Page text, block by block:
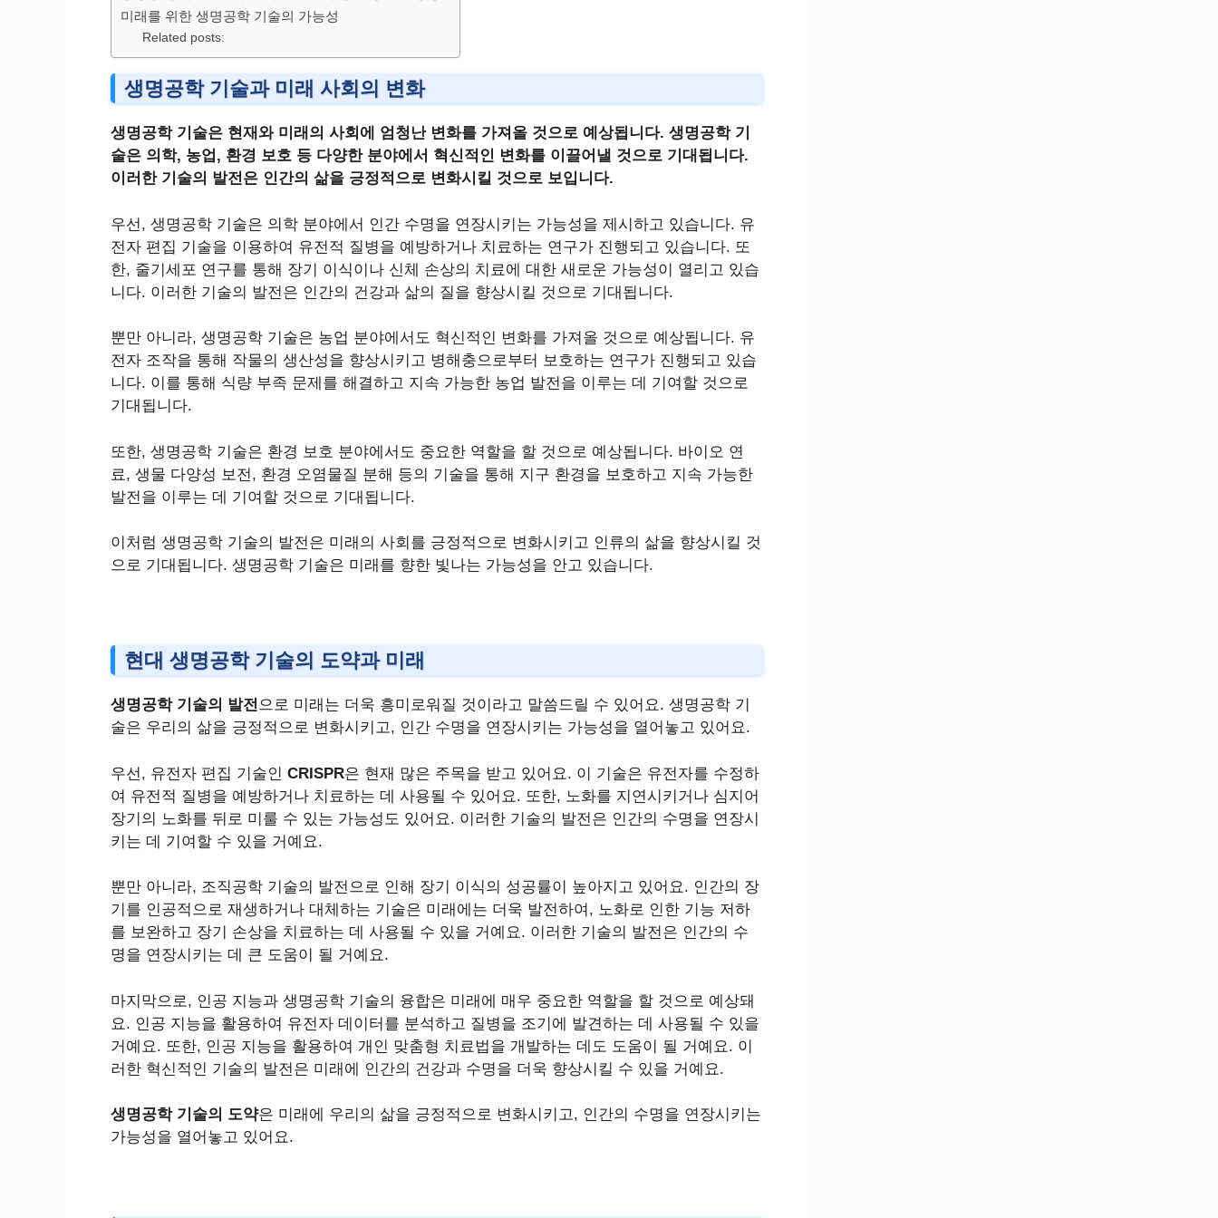
미래를 위한 생명공학 기술의 가능성
Related posts:
생명공학 기술과 미래 사회의 변화
생명공학 기술은 현재와 미래의 사회에 엄청난 변화를 가져올 것으로 예상됩니다. 생명공학 기
술은 의학, 농업, 환경 보호 등 다양한 분야에서 혁신적인 변화를 이끌어낼 것으로 기대됩니다.
이러한 기술의 발전은 인간의 삶을 긍정적으로 변화시킬 것으로 보입니다.
우선, 생명공학 기술은 의학 분야에서 인간 수명을 연장시키는 가능성을 제시하고 있습니다. 유
전자 편집 기술을 이용하여 유전적 질병을 예방하거나 치료하는 연구가 진행되고 있습니다. 또
한, 줄기세포 연구를 통해 장기 이식이나 신체 손상의 치료에 대한 새로운 가능성이 열리고 있습
니다. 이러한 기술의 발전은 인간의 건강과 삶의 질을 향상시킬 것으로 기대됩니다.
뿐만 아니라, 생명공학 기술은 농업 분야에서도 혁신적인 변화를 가져올 것으로 예상됩니다. 유
전자 조작을 통해 작물의 생산성을 향상시키고 병해충으로부터 보호하는 연구가 진행되고 있습
니다. 이를 통해 식량 부족 문제를 해결하고 지속 가능한 농업 발전을 이루는 데 기여할 것으로
기대됩니다.
또한, 생명공학 기술은 환경 보호 분야에서도 중요한 역할을 할 것으로 예상됩니다. 바이오 연
료, 생물 다양성 보전, 환경 오염물질 분해 등의 기술을 통해 지구 환경을 보호하고 지속 가능한
발전을 이루는 데 기여할 것으로 기대됩니다.
이처럼 생명공학 기술의 발전은 미래의 사회를 긍정적으로 변화시키고 인류의 삶을 향상시킬 것
으로 기대됩니다. 생명공학 기술은 미래를 향한 빛나는 가능성을 안고 있습니다.
현대 생명공학 기술의 도약과 미래
생명공학 기술의 발전으로 미래는 더욱 흥미로워질 것이라고 말씀드릴 수 있어요. 생명공학 기
술은 우리의 삶을 긍정적으로 변화시키고, 인간 수명을 연장시키는 가능성을 열어놓고 있어요.
우선, 유전자 편집 기술인 CRISPR은 현재 많은 주목을 받고 있어요. 이 기술은 유전자를 수정하
여 유전적 질병을 예방하거나 치료하는 데 사용될 수 있어요. 또한, 노화를 지연시키거나 심지어
장기의 노화를 뒤로 미룰 수 있는 가능성도 있어요. 이러한 기술의 발전은 인간의 수명을 연장시
키는 데 기여할 수 있을 거예요.
뿐만 아니라, 조직공학 기술의 발전으로 인해 장기 이식의 성공률이 높아지고 있어요. 인간의 장
기를 인공적으로 재생하거나 대체하는 기술은 미래에는 더욱 발전하여, 노화로 인한 기능 저하
를 보완하고 장기 손상을 치료하는 데 사용될 수 있을 거예요. 이러한 기술의 발전은 인간의 수
명을 연장시키는 데 큰 도움이 될 거예요.
마지막으로, 인공 지능과 생명공학 기술의 융합은 미래에 매우 중요한 역할을 할 것으로 예상돼
요. 인공 지능을 활용하여 유전자 데이터를 분석하고 질병을 조기에 발견하는 데 사용될 수 있을
거예요. 또한, 인공 지능을 활용하여 개인 맞춤형 치료법을 개발하는 데도 도움이 될 거예요. 이
러한 혁신적인 기술의 발전은 미래에 인간의 건강과 수명을 더욱 향상시킬 수 있을 거예요.
생명공학 기술의 도약은 미래에 우리의 삶을 긍정적으로 변화시키고, 인간의 수명을 연장시키는
가능성을 열어놓고 있어요.